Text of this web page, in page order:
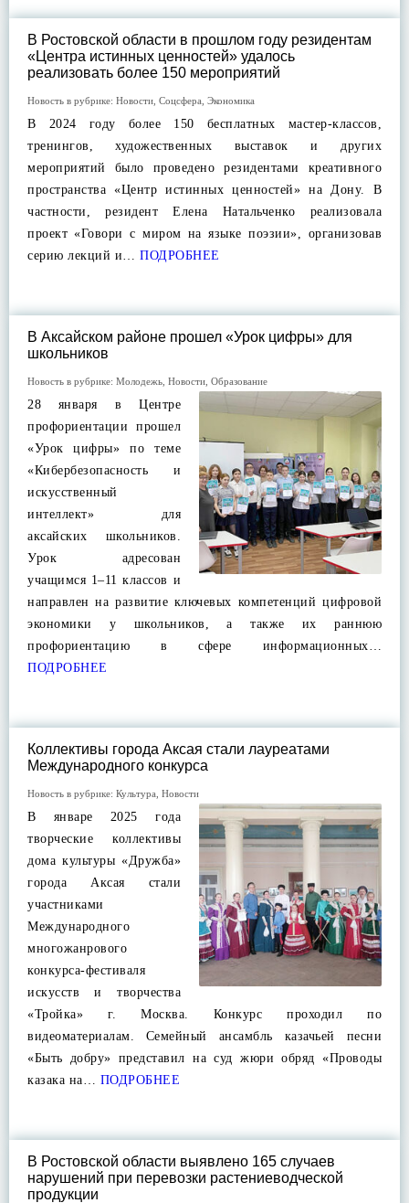
В Ростовской области в прошлом году резидентам
«Центра истинных ценностей» удалось
реализовать более 150 мероприятий
Новость в рубрике: Новости Соцсфера Экономика
В 2024 году более 150 бесплатных мастер-классов,
тренингов, художественных выставок и других
мероприятий было проведено резидентами креативного
пространства «Центр истинных ценностей» на Дону. В
частности, резидент Елена Натальченко реализовала
проект «Говори с миром на языке поэзии», организовав
серию лекций и… ПОДРОБНЕЕ
В Аксайском районе прошел «Урок цифры» для
школьников
Новость в рубрике: Молодежь Новости Образование
28 января в Центре
профориентации прошел
«Урок цифры» по теме
«Кибербезопасность и
искусственный
интеллект» для
аксайских школьников.
Урок адресован
учащимся 1–11 классов и
направлен на развитие ключевых компетенций цифровой
экономики у школьников, а также их раннюю
профориентацию в сфере информационных…
ПОДРОБНЕЕ
Коллективы города Аксая стали лауреатами
Международного конкурса
Новость в рубрике: Культура Новости
В январе 2025 года
творческие коллективы
дома культуры «Дружба»
города Аксая стали
участниками
Международного
многожанрового
конкурса-фестиваля
искусств и творчества
«Тройка» г. Москва. Конкурс проходил по
видеоматериалам. Семейный ансамбль казачьей песни
«Быть добру» представил на суд жюри обряд «Проводы
казака на… ПОДРОБНЕЕ
В Ростовской области выявлено 165 случаев
нарушений при перевозки растениеводческой
продукции